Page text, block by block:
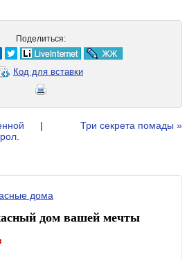
Поделиться:
Код для вставки
| Три секрета помады »
дом вашей мечты